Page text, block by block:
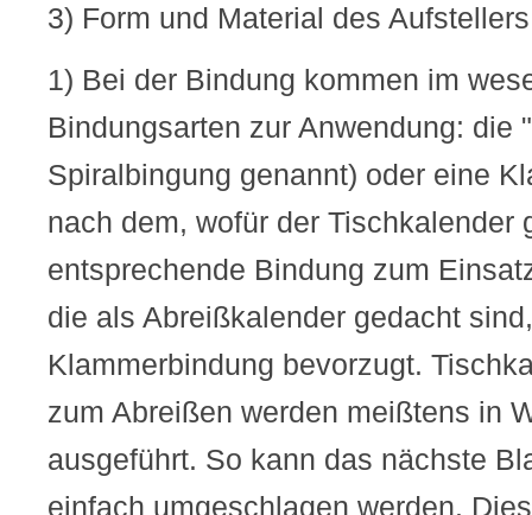
3) Form und Material des Aufstellers
1) Bei der Bindung kommen im
Bindungsarten zur Anwendung: die
Spiralbingung genannt) oder eine
nach dem, wofür der Tischkalender
entsprechende Bindung zum
die als Abreißkalender gedacht
Klammerbindung bevorzugt.
zum Abreißen werden meißtens in
ausgeführt. So kann das nächste
einfach umgeschlagen werden.